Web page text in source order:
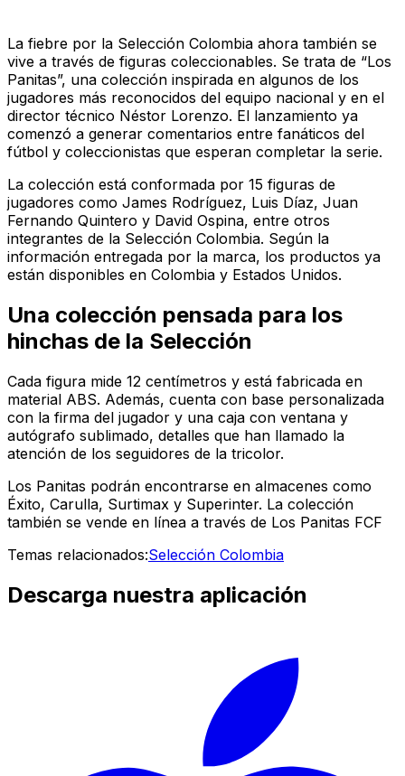
La fiebre por la Selección Colombia ahora también se
vive a través de figuras coleccionables. Se trata de “Los
Panitas”, una colección inspirada en algunos de los
jugadores más reconocidos del equipo nacional y en el
director técnico Néstor Lorenzo. El lanzamiento ya
comenzó a generar comentarios entre fanáticos del
fútbol y coleccionistas que esperan completar la serie.
La colección está conformada por 15 figuras de
jugadores como James Rodríguez, Luis Díaz, Juan
Fernando Quintero y David Ospina, entre otros
integrantes de la Selección Colombia. Según la
información entregada por la marca, los productos ya
están disponibles en Colombia y Estados Unidos.
Una colección pensada para los
hinchas de la Selección
Cada figura mide 12 centímetros y está fabricada en
material ABS. Además, cuenta con base personalizada
con la firma del jugador y una caja con ventana y
autógrafo sublimado, detalles que han llamado la
atención de los seguidores de la tricolor.
Los Panitas podrán encontrarse en almacenes como
Éxito, Carulla, Surtimax y Superinter. La colección
también se vende en línea a través de Los Panitas FCF
Temas relacionados:Selección Colombia
Descarga nuestra aplicación